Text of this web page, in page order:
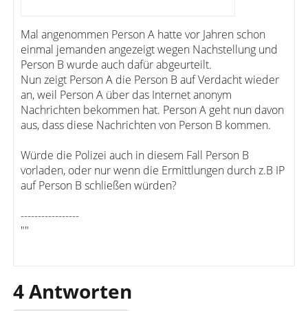
Mal angenommen Person A hatte vor Jahren schon
einmal jemanden angezeigt wegen Nachstellung und
Person B wurde auch dafür abgeurteilt.
Nun zeigt Person A die Person B auf Verdacht wieder
an, weil Person A über das Internet anonym
Nachrichten bekommen hat. Person A geht nun davon
aus, dass diese Nachrichten von Person B kommen.
Würde die Polizei auch in diesem Fall Person B
vorladen, oder nur wenn die Ermittlungen durch z.B IP
auf Person B schließen würden?
-----------------
""
4 Antworten